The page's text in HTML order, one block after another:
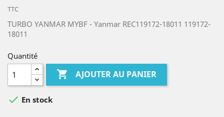
TTC
TURBO YANMAR MYBF - Yanmar REC119172-18011 119172-
18011
Quantité
 AJOUTER AU PANIER
 En stock